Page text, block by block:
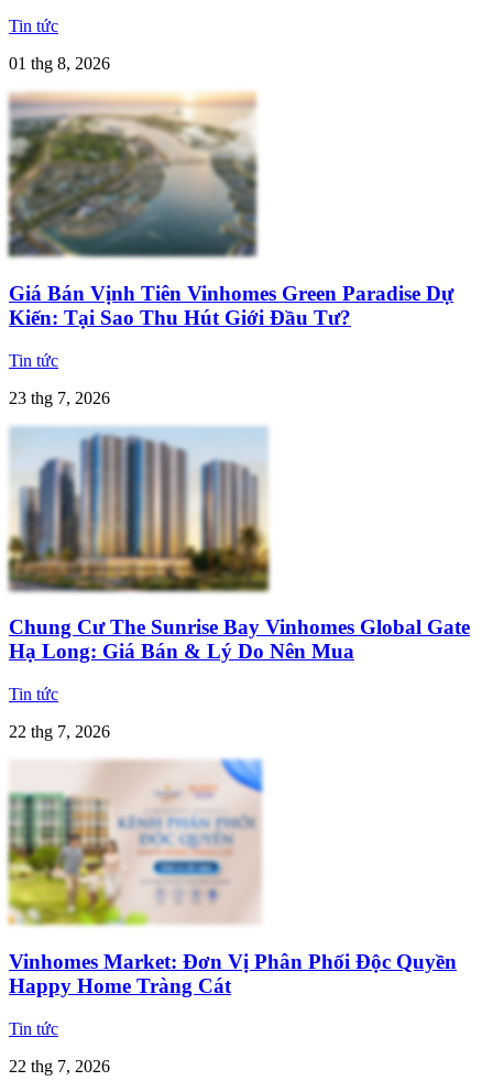
Tin tức
01 thg 8, 2026
Giá Bán Vịnh Tiên Vinhomes Green Paradise Dự
Kiến: Tại Sao Thu Hút Giới Đầu Tư?
Tin tức
23 thg 7, 2026
Chung Cư The Sunrise Bay Vinhomes Global Gate
Hạ Long: Giá Bán & Lý Do Nên Mua
Tin tức
22 thg 7, 2026
Vinhomes Market: Đơn Vị Phân Phối Độc Quyền
Happy Home Tràng Cát
Tin tức
22 thg 7, 2026